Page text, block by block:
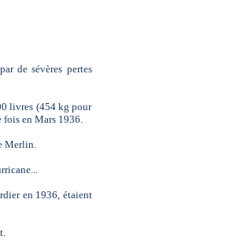
de sévères pertes
livres (454 kg pour
en Mars 1936.
Merlin.
en 1936, étaient